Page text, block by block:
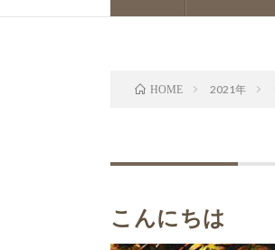
HOME 2021年
こんにちは